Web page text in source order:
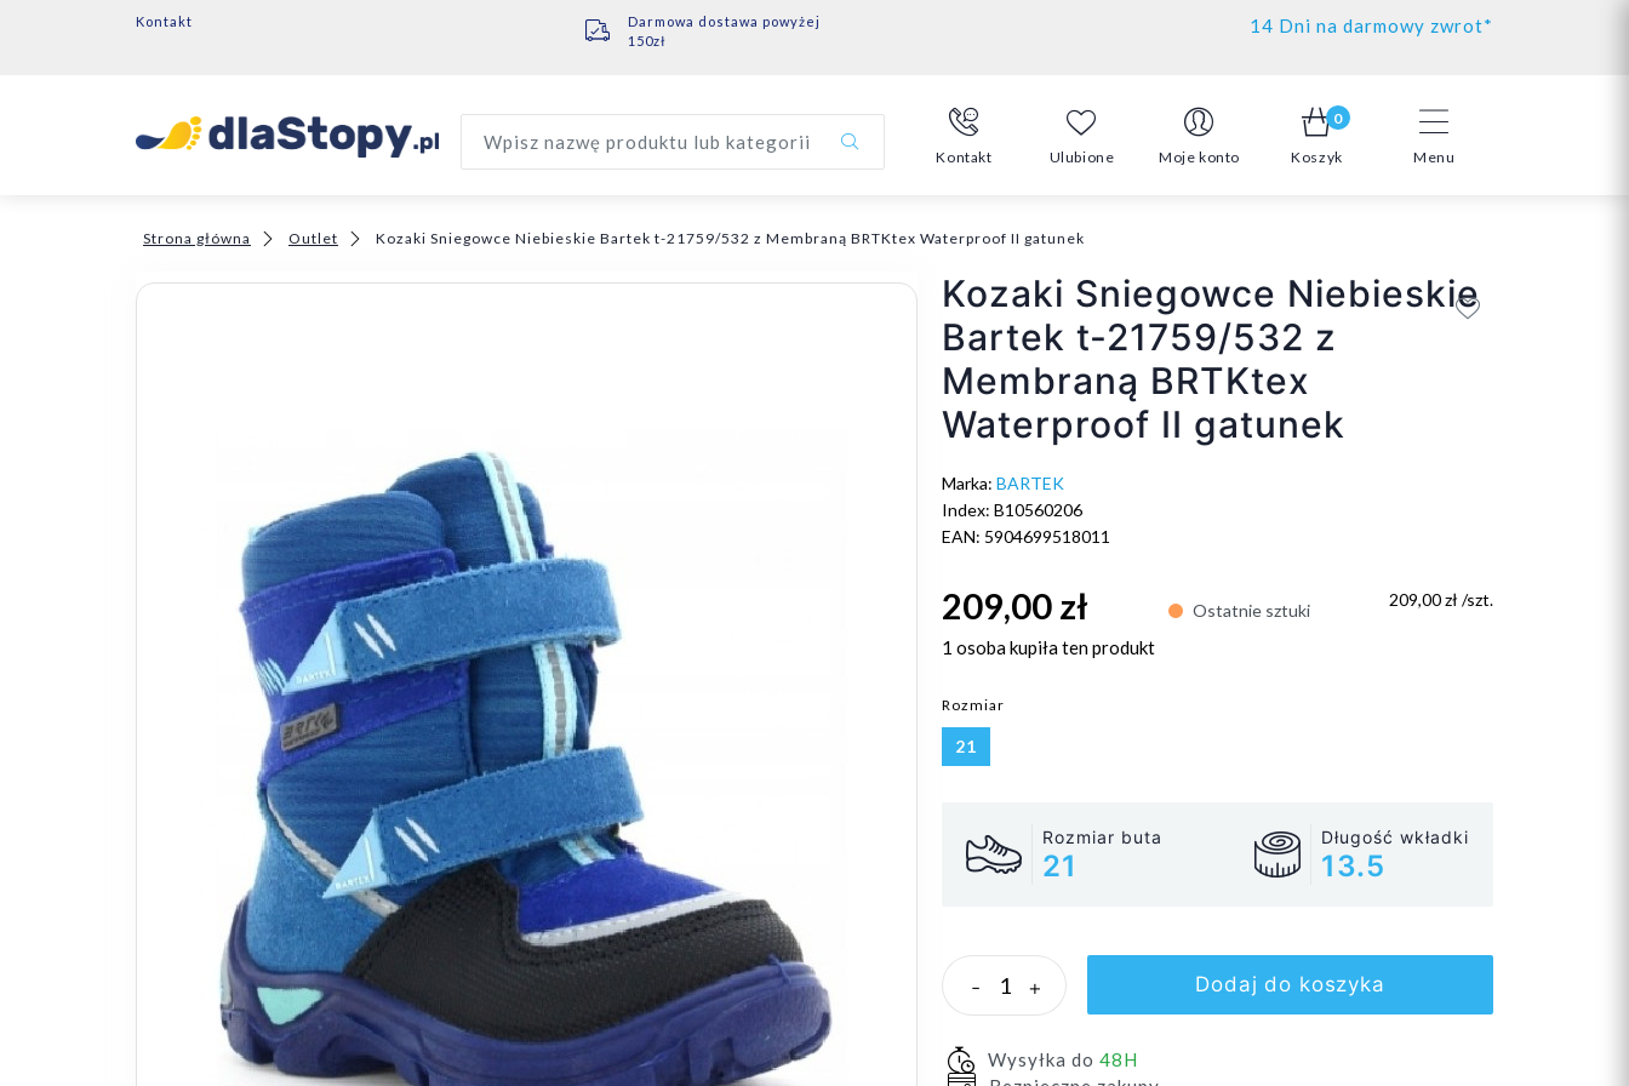
Kontakt
Darmowa dostawa powyżej
150zł
14 Dni na darmowy zwrot*
Menu
Wpisz nazwę produktu lub kategorii
Kontakt Ulubione Moje konto
0
Koszyk
Strona główna Outlet Kozaki Sniegowce Niebieskie Bartek t-21759/532 z Membraną BRTKtex Waterproof II gatunek
Kozaki Sniegowce Niebieskie
Bartek t-21759/532 z
Membraną BRTKtex
Waterproof II gatunek
Marka: BARTEK
Index: B10560206
EAN: 5904699518011
209,00 zł Ostatnie sztuki
209,00 zł /szt.
1 osobakupiła ten produkt
Rozmiar
21
Rozmiar buta
21
Długość wkładki
13.5
- + Dodaj do koszyka
Wysyłka do 48H